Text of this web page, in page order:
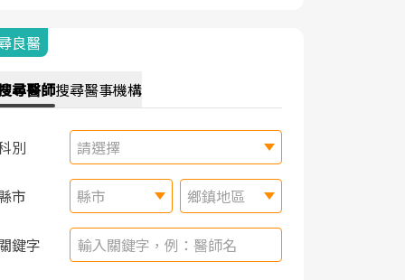
良醫
尋醫師搜尋醫事機構
別 請選擇
市 縣市 鄉鎮地區
鍵字